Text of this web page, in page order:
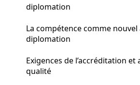
diplomation
La compétence comme nouvel
diplomation
Exigences de l’accréditation et
qualité